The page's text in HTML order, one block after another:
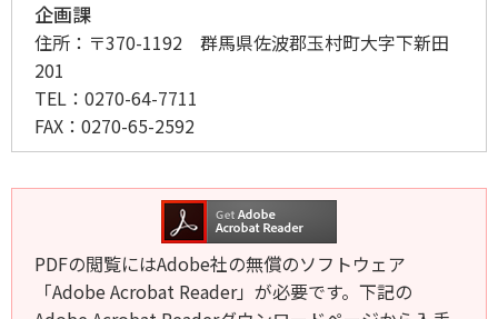
企画課
住所： 〒370-1192 群馬県佐波郡玉村町大字下新田
201
TEL： 0270-64-7711
FAX： 0270-65-2592
PDFの閲覧にはAdobe社の無償のソフトウェア
「Adobe Acrobat Reader」が必要です。下記の